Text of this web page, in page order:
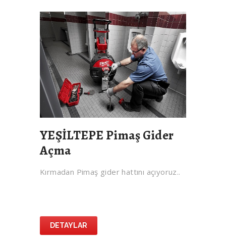
YEŞİLTEPE Pimaş Gider
Açma
Kırmadan Pimaş gider hattını açıyoruz..
DETAYLAR